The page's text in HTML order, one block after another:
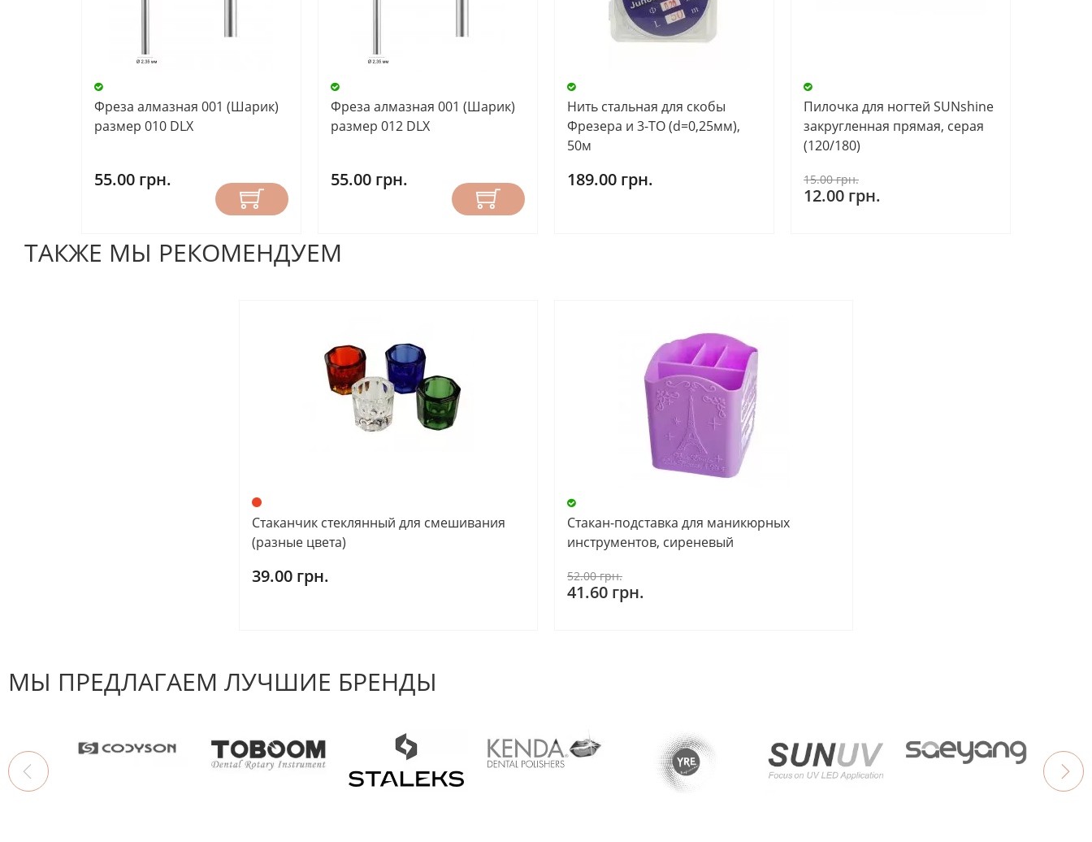
Фреза алмазная 001 (Шарик)
размер 010 DLX
55.00 грн.
Фреза алмазная 001 (Шарик)
размер 012 DLX
55.00 грн.
Нить стальная для скобы
Фрезера и 3-ТО (d=0,25мм),
50м
189.00 грн.
Пилочка для ногтей SUNshine
закругленная прямая, серая
(120/180)
15.00 грн.
12.00 грн.
ТАКЖЕ МЫ РЕКОМЕНДУЕМ
Стаканчик стеклянный для смешивания
(разные цвета)
39.00 грн.
Стакан-подставка для маникюрных
инструментов, сиреневый
52.00 грн.
41.60 грн.
МЫ ПРЕДЛАГАЕМ ЛУЧШИЕ БРЕНДЫ